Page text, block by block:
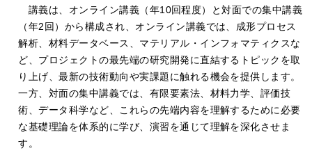
講義は、オンライン講義（年10回程度）と対面での集中講義
（年2回）から構成され、オンライン講義では、成形プロセス
解析、材料データベース、マテリアル・インフォマティクスな
ど、プロジェクトの最先端の研究開発に直結するトピックを取
り上げ、最新の技術動向や実課題に触れる機会を提供します。
一方、対面の集中講義では、有限要素法、材料力学、評価技
術、データ科学など、これらの先端内容を理解するために必要
な基礎理論を体系的に学び、演習を通じて理解を深化させま
す。